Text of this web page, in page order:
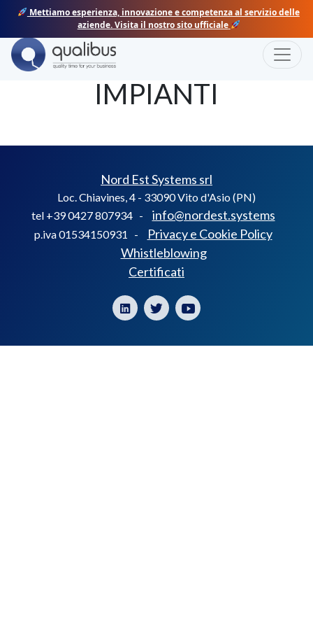
Skip
content
Mettiamo esperienza, innovazione e competenza al servizio delle
aziende. Visita il nostro sito ufficiale
AIMAR MATTEO
IMPIANTI
Nord Est Systems srl
Loc. Chiavines, 4 - 33090 Vito d'Asio (PN)
tel +39 0427 807934 -
info@nordest.systems
p.iva 01534150931 -
Privacy e Cookie Policy
Whistleblowing
Certificati